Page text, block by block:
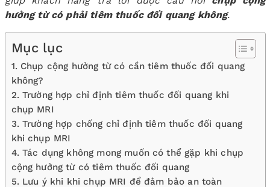
hưởng từ có phải tiêm thuốc đối quang không.
Mục lục
1. Chụp cộng hưởng từ có cần tiêm thuốc đối quang
không?
2. Trường hợp chỉ định tiêm thuốc đối quang khi
chụp MRI
3. Trường hợp chống chỉ định tiêm thuốc đối quang
khi chụp MRI
4. Tác dụng không mong muốn có thể gặp khi chụp
cộng hưởng từ có tiêm thuốc đối quang
5. Lưu ý khi khi chụp MRI để đảm bảo an toàn